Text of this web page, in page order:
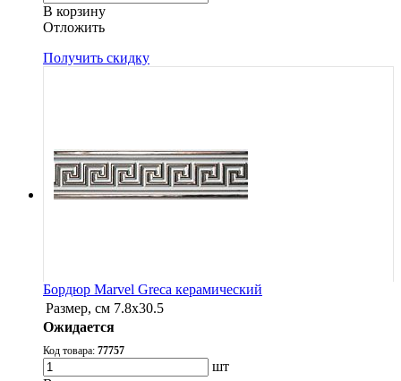
В корзину
Oтложить
Получить скидку
Бордюр Marvel Greca керамический
Размер, см 7.8х30.5
Ожидается
Код товара: 77757
шт